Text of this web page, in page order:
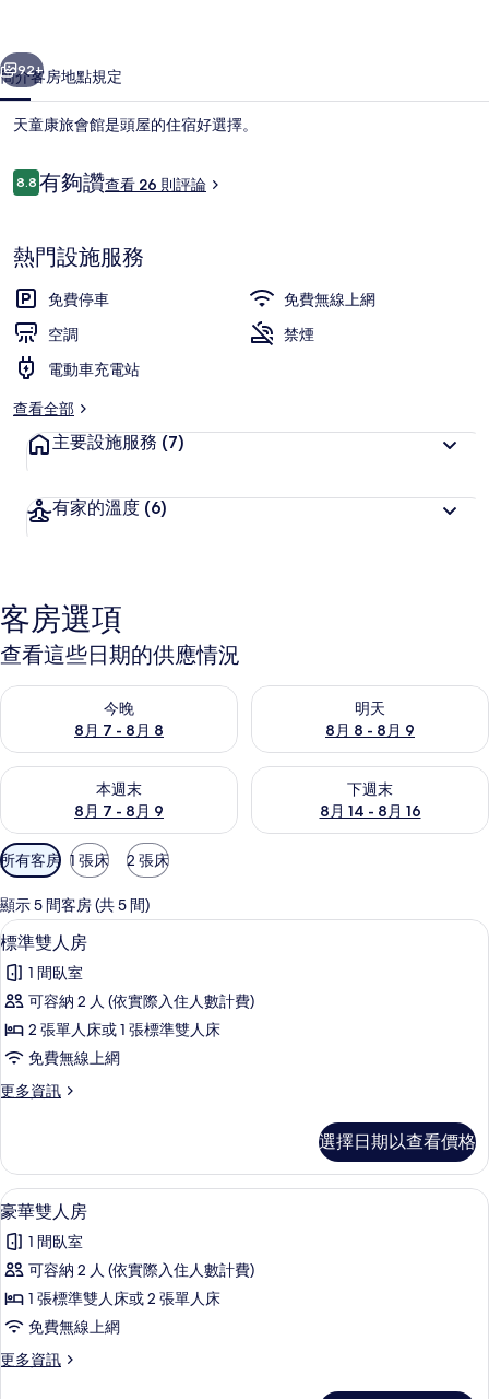
相
片
集
涼亭
個 下一個
92+
簡介客房地點規定
天童康旅會館是頭屋的住宿好選擇。
評
論
8.88.8 分，滿分 10 分，
有夠讚查看 26 則評論
熱門設施服務
免費停車
免費無線上網
空調
禁煙
電動車充電站
查看全部
主要設施服務 (7)
有家的溫度 (6)
客房選項
查看這些日期的供應情況
今晚
8月 7 - 8月 8
查看今晚 (8月 7 - 8月 8) 的供應情況
明天
8月 8 - 8月 9
查看明天 (8月 8 - 8月 9) 的供
本週末
8月 7 - 8月 9
查看本週末 (8月 7 - 8月 9) 的供應情況
下週末
8月 14 - 8月 16
查看下週末 (8月 14 - 8月 16)
可
用
的
客
房
篩
選
條
所有客房 1 張床 2 張床
顯示 5 間客房 (共 5 間)
顯
示
標
準
雙
房
所
有
相
片
12
標準雙人房
1 間臥室
可容納 2 人 (依實際入住人數計費)
2 張單人床或 1 張標準雙人床
免費無線上網
更多資訊
更
雙
人
房
詳
情
選擇日期以查看價格
顯
示
豪
華
雙
房
豪華雙人房 | 迷你吧、遮光布/窗簾、
14
豪華雙人房
1 間臥室
可容納 2 人 (依實際入住人數計費)
1 張標準雙人床或 2 張單人床
免費無線上網
更多資訊
更